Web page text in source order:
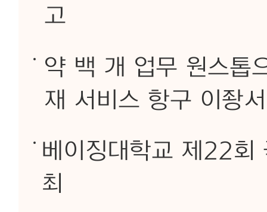
고
약 백 개 업무 원스톱
재 서비스 항구 이좡
베이징대학교 제22회
최